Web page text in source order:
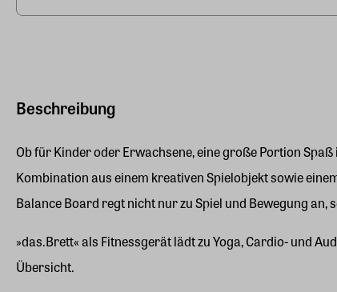
Beschreibung
Ob für Kinder oder Erwachsene, eine große Portion
Kombination aus einem kreativen Spielobjekt sowie
Balance Board regt nicht nur zu Spiel und Bewegung
»das.Brett« als Fitnessgerät lädt zu Yoga, Cardio- und
Übersicht.